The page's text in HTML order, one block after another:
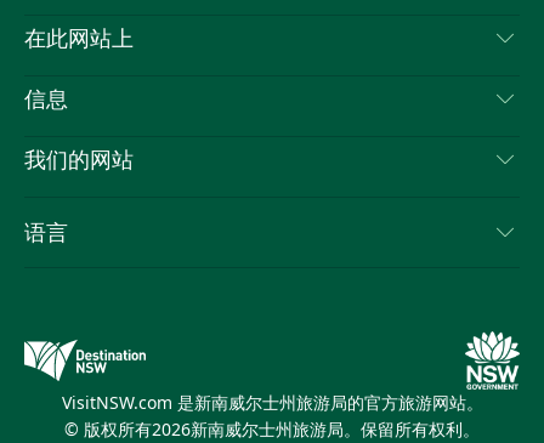
喳
联系我们
隐私
Cookie 通知
在此网站上
目的地
新南威尔士州公路旅行
活动
信息
旅行信息
新南威尔士州的商业
我们的网站
新南威尔士州旅游局媒体中心
缤纷悉尼灯光音乐节
语言
VisitNSW.com 是新南威尔士州旅游局的官方旅游网站。
© 版权所有2026新南威尔士州旅游局。保留所有权利。